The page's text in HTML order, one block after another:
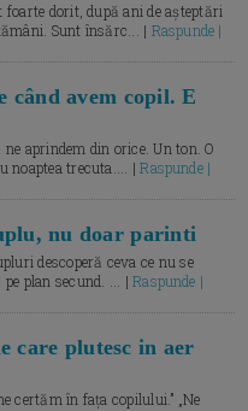
dorit, după ani de așteptări
Sunt însărc... | Raspunde |
când avem copil. E
aprindem din orice. Un ton. O
noaptea trecuta.... |Raspunde |
nu doar parinti
descoperă ceva ce nu se
pe plan secund. ... |Raspunde |
care plutesc in aer
certăm în fața copilului.” „Ne